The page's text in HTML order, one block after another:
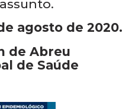
agosto de 2020.
de Abreu
de Saúde